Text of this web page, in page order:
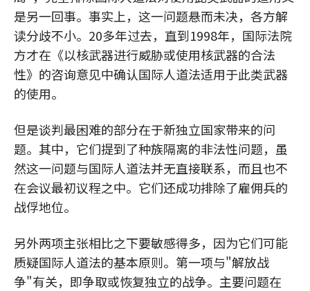
是另一回事。事实上，这一问题悬而未决，各方解
读分歧不小。20多年过去，直到1998年，国际法院
方才在《以核武器进行威胁或使用核武器的合法
性》的咨询意见中确认国际人道法适用于此类武器
的使用。
但是谈判最困难的部分在于新独立国家带来的问
题。其中，它们提到了种族隔离的非法性问题，虽
然这一问题与国际人道法并无直接联系，而且也不
在会议最初议程之中。它们还成功排除了雇佣兵的
战俘地位。
另外两项主张相比之下要敏感得多，因为它们可能
质疑国际人道法的基本原则。第一项与"解放战
争"有关，即争取或恢复独立的战争。主要问题在